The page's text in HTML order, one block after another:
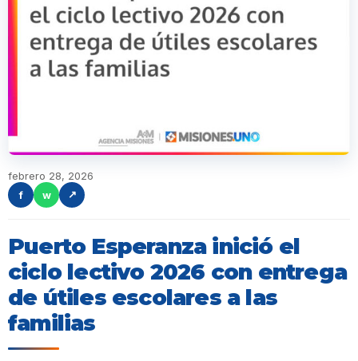
febrero 28, 2026
f
w ↗
Puerto Esperanza inició el
ciclo lectivo 2026 con entrega
de útiles escolares a las
familias